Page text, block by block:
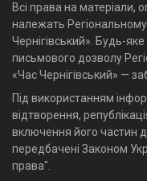
Всі права на матеріали,
належать
Чернігівський». Будь-
письмового дозволу
«Час Чернігівський» —
Під використанням
відтворення,
включення його частин
передбачені Законом
права".